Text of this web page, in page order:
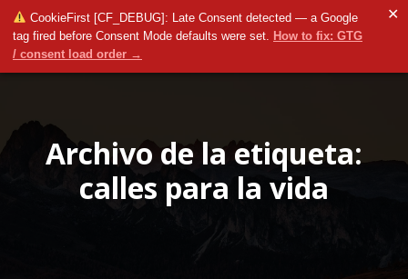
CookieFirst [CF_DEBUG]: Late Consent detected — a Google
tag fired before Consent Mode defaults were set. How to fix: GTG
/ consent load order →
✕
Archivo de la etiqueta:
calles para la vida